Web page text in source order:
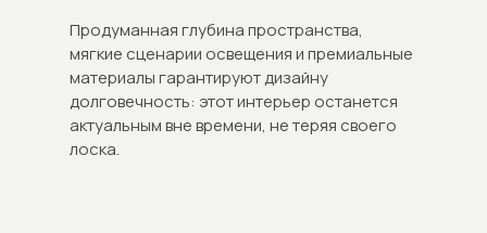
Продуманная глубина пространства,
мягкие сценарии освещения и премиальные
материалы гарантируют дизайну
долговечность: этот интерьер останется
актуальным вне времени, не теряя своего
лоска.